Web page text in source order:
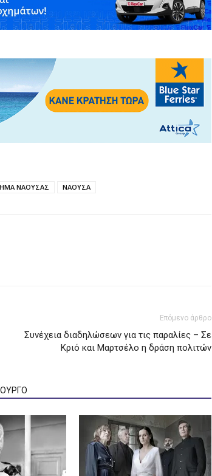
ΝΑΟΥΣΑΣ ΝΑΟΥΣΑ
Επόμενο άρθρο
Συνέχεια διαδηλώσεων για τις παραλίες – Σε
Κριό και Μαρτσέλο η δράση πολιτών